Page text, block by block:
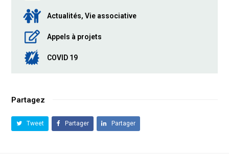
Actualités, Vie associative
Appels à projets
COVID 19
Partagez
Tweet Partager Partager